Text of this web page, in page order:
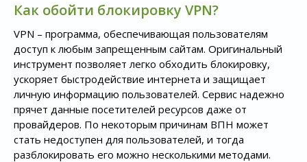
Как обойти блокировку VPN?
VPN – программа, обеспечивающая пользователям
доступ к любым запрещенным сайтам. Оригинальный
инструмент позволяет легко обходить блокировку,
ускоряет быстродействие интернета и защищает
личную информацию пользователей. Сервис надежно
прячет данные посетителей ресурсов даже от
провайдеров. По некоторым причинам ВПН может
стать недоступен для пользователей, и тогда
разблокировать его можно несколькими методами.